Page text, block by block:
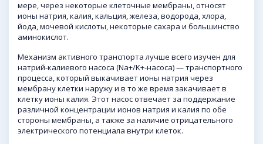
мере, через некоторые клеточные мембраны, относят
ионы натрия, калия, кальция, железа, водорода, хлора,
йода, мочевой кислоты, некоторые сахара и большинство
аминокислот.
Механизм активного транспорта лучше всего изучен для
натрий-калиевого насоса (Na+/K+-нaсоса) — транспортного
процесса, который выкачивает ионы натрия через
мембрану клетки наружу и в то же время закачивает в
клетку ионы калия. Этот насос отвечает за поддержание
различной концентрации ионов натрия и калия по обе
стороны мембраны, а также за наличие отрицательного
электрического потенциала внутри клеток.